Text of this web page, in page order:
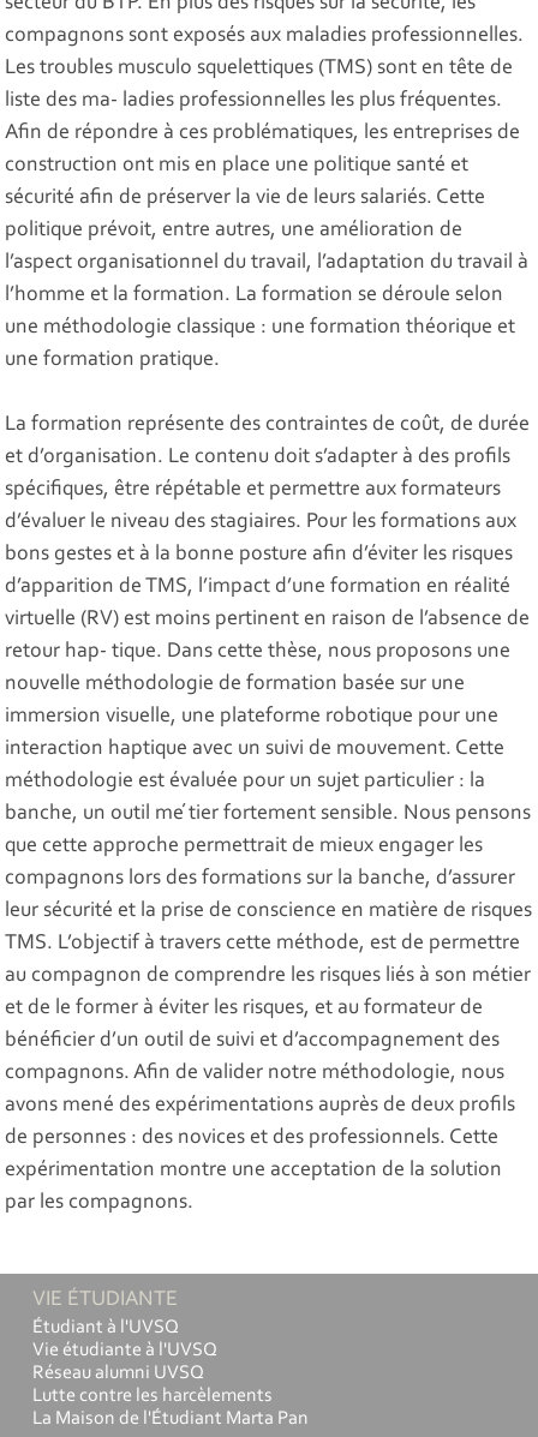
compagnons sont exposés aux maladies professionnelles.
Les troubles musculo squelettiques (TMS) sont en tête de
liste des ma- ladies professionnelles les plus fréquentes.
Afin de répondre à ces problématiques, les entreprises de
construction ont mis en place une politique santé et
sécurité afin de préserver la vie de leurs salariés. Cette
politique prévoit, entre autres, une amélioration de
l’aspect organisationnel du travail, l’adaptation du travail à
l’homme et la formation. La formation se déroule selon
une méthodologie classique : une formation théorique et
une formation pratique.
La formation représente des contraintes de coût, de durée
et d’organisation. Le contenu doit s’adapter à des profils
spécifiques, être répétable et permettre aux formateurs
d’évaluer le niveau des stagiaires. Pour les formations aux
bons gestes et à la bonne posture afin d’éviter les risques
d’apparition de TMS, l’impact d’une formation en réalité
virtuelle (RV) est moins pertinent en raison de l’absence de
retour hap- tique. Dans cette thèse, nous proposons une
nouvelle méthodologie de formation basée sur une
immersion visuelle, une plateforme robotique pour une
interaction haptique avec un suivi de mouvement. Cette
méthodologie est évaluée pour un sujet particulier : la
banche, un outil me ́tier fortement sensible. Nous pensons
que cette approche permettrait de mieux engager les
compagnons lors des formations sur la banche, d’assurer
leur sécurité et la prise de conscience en matière de risques
TMS. L’objectif à travers cette méthode, est de permettre
au compagnon de comprendre les risques liés à son métier
et de le former à éviter les risques, et au formateur de
bénéficier d’un outil de suivi et d’accompagnement des
compagnons. Afin de valider notre méthodologie, nous
avons mené des expérimentations auprès de deux profils
de personnes : des novices et des professionnels. Cette
expérimentation montre une acceptation de la solution
par les compagnons.
VIE ÉTUDIANTE
Étudiant à l'UVSQ
Vie étudiante à l'UVSQ
Réseau alumni UVSQ
Lutte contre les harcèlements
La Maison de l'Étudiant Marta Pan